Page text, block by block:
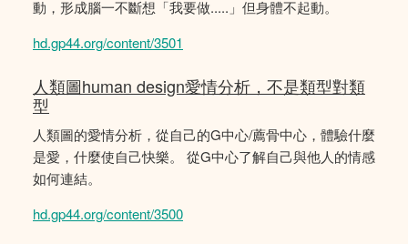
動，形成腦一不斷想「我要做.....」但身體不起動。
hd.gp44.org/content/3501
人類圖human design愛情分析，不是類型對類
型
人類圖的愛情分析，從自己的G中心/薦骨中心，體驗什麼
是愛，什麼使自己快樂。 從G中心了解自己與他人的情感
如何連結。
hd.gp44.org/content/3500